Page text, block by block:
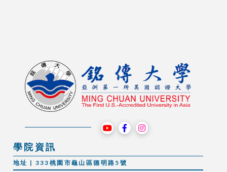
學院資訊
地址 | 333桃園市龜山區德明路5號